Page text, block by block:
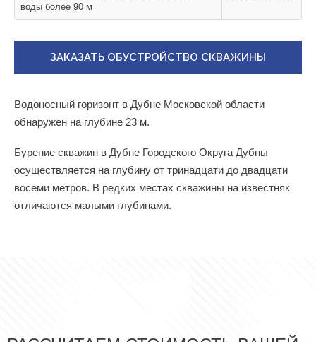
воды более 90 м
ЗАКАЗАТЬ ОБУСТРОЙСТВО СКВАЖИНЫ
Водоносный горизонт в Дубне Московской области
обнаружен на глубине 23 м.
Бурение скважин в Дубне Городского Округа Дубны
осуществляется на глубину от тринадцати до двадцати
восеми метров. В редких местах скважины на известняк
отличаются малыми глубинами.